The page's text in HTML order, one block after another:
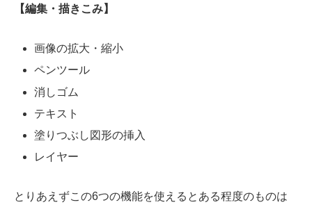
【編集・描きこみ】
画像の拡大・縮小
ペンツール
消しゴム
テキスト
塗りつぶし図形の挿入
レイヤー
とりあえずこの6つの機能を使えるとある程度のものは